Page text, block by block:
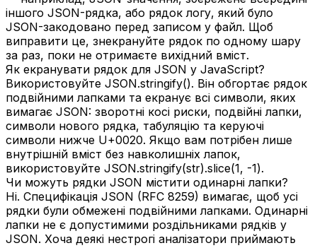
іншого JSON-рядка, або рядок логу, який було
JSON-закодовано перед записом у файл. Щоб
виправити це, знекрануйте рядок по одному шару
за раз, поки не отримаєте вихідний вміст.
Як екранувати рядок для JSON у JavaScript?
Використовуйте JSON.stringify(). Він обгортає рядок
подвійними лапками та екранує всі символи, яких
вимагає JSON: зворотні косі риски, подвійні лапки,
символи нового рядка, табуляцію та керуючі
символи нижче U+0020. Якщо вам потрібен лише
внутрішній вміст без навколишніх лапок,
використовуйте JSON.stringify(str).slice(1, -1).
Чи можуть рядки JSON містити одинарні лапки?
Ні. Специфікація JSON (RFC 8259) вимагає, щоб усі
рядки були обмежені подвійними лапками. Одинарні
лапки не є допустимими роздільниками рядків у
JSON. Хоча деякі нестрогі аналізатори приймають